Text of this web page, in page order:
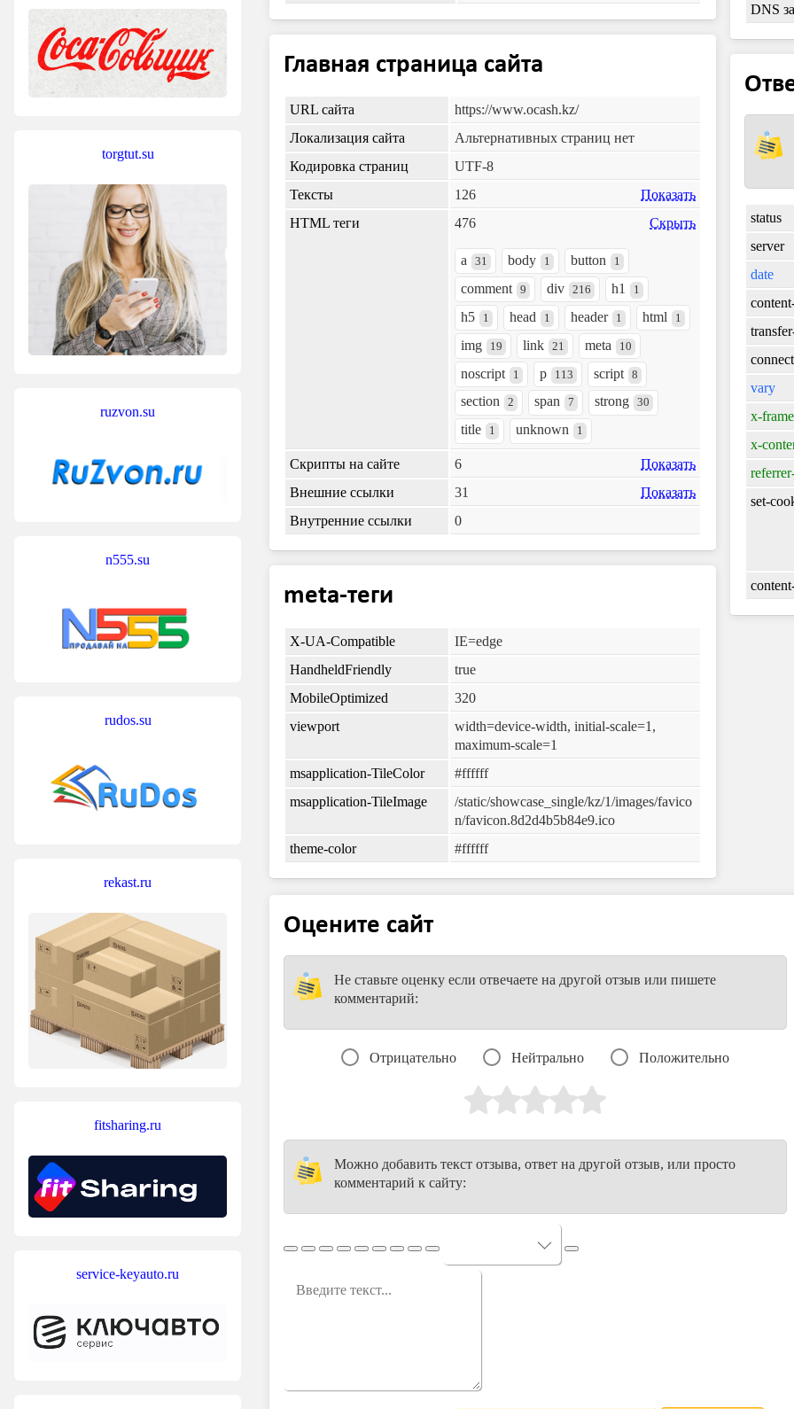
Главная страница сайта
URL сайта
https://www.ocash.kz/
Локализация сайта
Альтернативных страниц нет
Кодировка страниц
UTF-8
Тексты
126
Показать
HTML теги
476 Скрыть
a 31 body 1 button 1
comment 9 div 216 h1 1
h5 1 head 1 header 1 html 1
img 19 link 21 meta 10
noscript 1 p 113 script 8
section 2 span 7 strong 30
title 1 unknown 1
Скрипты на сайте 6
Показать
Внешние ссылки
31
Показать
Внутренние ссылки
0
meta-теги
X-UA-Compatible
IE=edge
HandheldFriendly
true
MobileOptimized
320
viewport
width=device-width, initial-scale=1,
maximum-scale=1
msapplication-TileColor
#ffffff
msapplication-TileImage
/static/showcase_single/kz/1/images/favico
n/favicon.8d2d4b5b84e9.ico
theme-color
#ffffff
DNS
status
server
date
vary
x-
x-
set-
Оцените сайт
Не ставьте оценку если отвечаете на другой отзыв или пишете
комментарий:
Отрицательно Нейтрально Положительно
Можно добавить текст отзыва, ответ на другой отзыв, или просто
комментарий к сайту:
torgtut.su
ruzvon.su
n555.su
rudos.su
rekast.ru
fitsharing.ru
service-keyauto.ru